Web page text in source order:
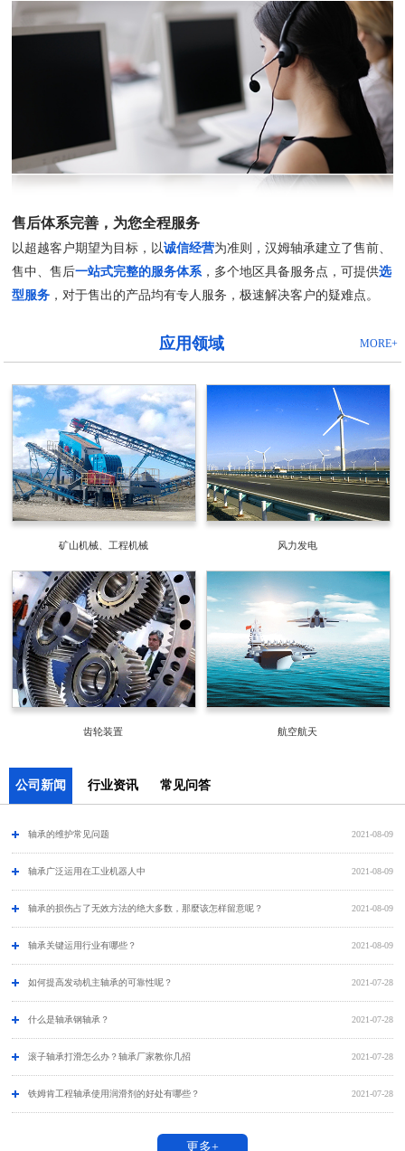
售后体系完善，为您全程服务
以超越客户期望为目标，以诚信经营为准则，汉姆轴承建立了售前、
售中、售后一站式完整的服务体系，多个地区具备服务点，可提供选
型服务 ，对于售出的产品均有专人服务，极速解决客户的疑难点。
MORE+
应用领域
矿山机械、工程机械 风力发电
齿轮装置 航空航天
公司新闻 行业资讯 常见问答
2021-08-09
轴承的维护常见问题
2021-08-09
​轴承广泛运用在工业机器人中
2021-08-09
轴承的损伤占了无效方法的绝大多数，那麼该怎样留意呢？
2021-08-09
轴承关键运用行业有哪些？
2021-07-28
如何提高发动机主轴承的可靠性呢？
2021-07-28
什么是轴承钢轴承？
2021-07-28
滚子轴承打滑怎么办？轴承厂家教你几招
2021-07-28
铁姆肯工程轴承使用润滑剂的好处有哪些？
更多+